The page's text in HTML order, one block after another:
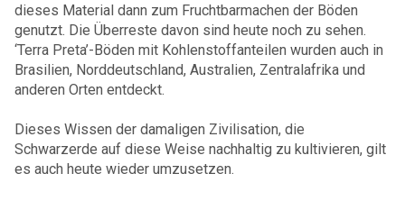
dieses Material dann zum Fruchtbarmachen der Böden
genutzt. Die Überreste davon sind heute noch zu sehen.
‘Terra Preta’-Böden mit Kohlenstoffanteilen wurden auch in
Brasilien, Norddeutschland, Australien, Zentralafrika und
anderen Orten entdeckt.
Dieses Wissen der damaligen Zivilisation, die
Schwarzerde auf diese Weise nachhaltig zu kultivieren, gilt
es auch heute wieder umzusetzen.